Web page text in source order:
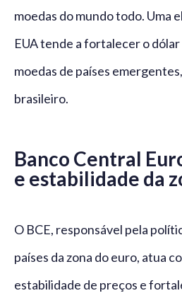
moedas do mundo todo. Uma
EUA tende a fortalecer o
moedas de países
brasileiro.
Banco Central
e estabilidade da
O BCE, responsável pela
países da zona do euro, atua
estabilidade de preços e